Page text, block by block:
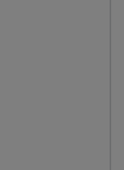
без рывков